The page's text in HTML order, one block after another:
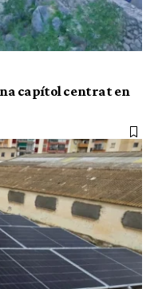
capítol centrat en